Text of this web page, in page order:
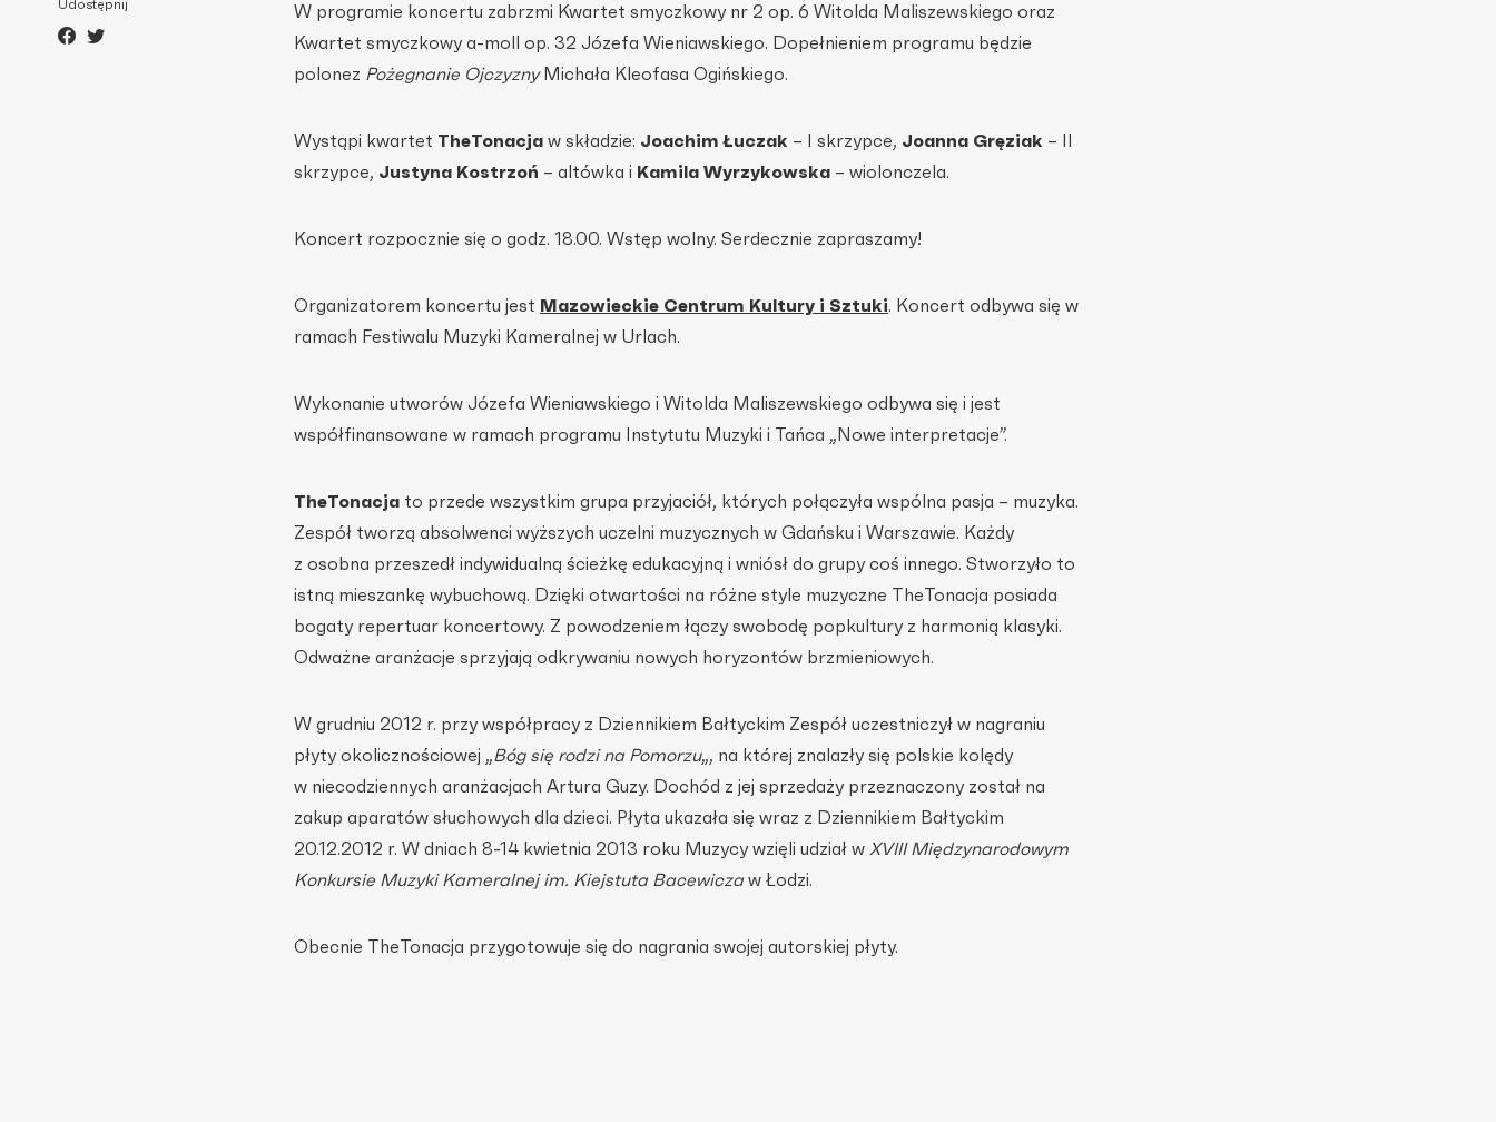
Udostępnij
W programie koncertu zabrzmi Kwartet smyczkowy nr 2 op. 6 Witolda Maliszewskiego oraz
Kwartet smyczkowy a-moll op. 32 Józefa Wieniawskiego. Dopełnieniem programu będzie
polonez Pożegnanie Ojczyzny Michała Kleofasa Ogińskiego.
Wystąpi kwartet TheTonacja w składzie: Joachim Łuczak – I skrzypce, Joanna Gręziak – II
skrzypce, Justyna Kostrzoń – altówka i Kamila Wyrzykowska – wiolonczela.
Koncert rozpocznie się o godz. 18.00. Wstęp wolny. Serdecznie zapraszamy!
Organizatorem koncertu jest Mazowieckie Centrum Kultury i Sztuki. Koncert odbywa się w
ramach Festiwalu Muzyki Kameralnej w Urlach.
Wykonanie utworów Józefa Wieniawskiego i Witolda Maliszewskiego odbywa się i jest
współfinansowane w ramach programu Instytutu Muzyki i Tańca „Nowe interpretacje”.
TheTonacja to przede wszystkim grupa przyjaciół, których połączyła wspólna pasja – muzyka.
Zespół tworzą absolwenci wyższych uczelni muzycznych w Gdańsku i Warszawie. Każdy
z osobna przeszedł indywidualną ścieżkę edukacyjną i wniósł do grupy coś innego. Stworzyło to
istną mieszankę wybuchową. Dzięki otwartości na różne style muzyczne TheTonacja posiada
bogaty repertuar koncertowy. Z powodzeniem łączy swobodę popkultury z harmonią klasyki.
Odważne aranżacje sprzyjają odkrywaniu nowych horyzontów brzmieniowych.
W grudniu 2012 r. przy współpracy z Dziennikiem Bałtyckim Zespół uczestniczył w nagraniu
płyty okolicznościowej „Bóg się rodzi na Pomorzu„, na której znalazły się polskie kolędy
w niecodziennych aranżacjach Artura Guzy. Dochód z jej sprzedaży przeznaczony został na
zakup aparatów słuchowych dla dzieci. Płyta ukazała się wraz z Dziennikiem Bałtyckim
20.12.2012 r. W dniach 8-14 kwietnia 2013 roku Muzycy wzięli udział w XVIII Międzynarodowym
Konkursie Muzyki Kameralnej im. Kiejstuta Bacewiczaw Łodzi.
Obecnie TheTonacja przygotowuje się do nagrania swojej autorskiej płyty.